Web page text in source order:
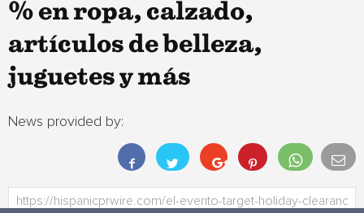
% en ropa, calzado,
artículos de belleza,
juguetes y más
News provided by: